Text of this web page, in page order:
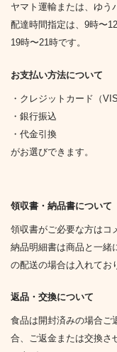
ヤマト運輸または、ゆう
配達時間指定は、9時〜
19時〜21時です。
お支払い方法について
・クレジットカード（
・銀行振込
・代金引換
がお選びできます。
領収書・納品書について
領収書がご必要な方はコ
納品明細書は商品と一緒
の配送の場合は入れてお
返品・交換について
食品は開封済みの場合ご
合、ご返金または交換さ